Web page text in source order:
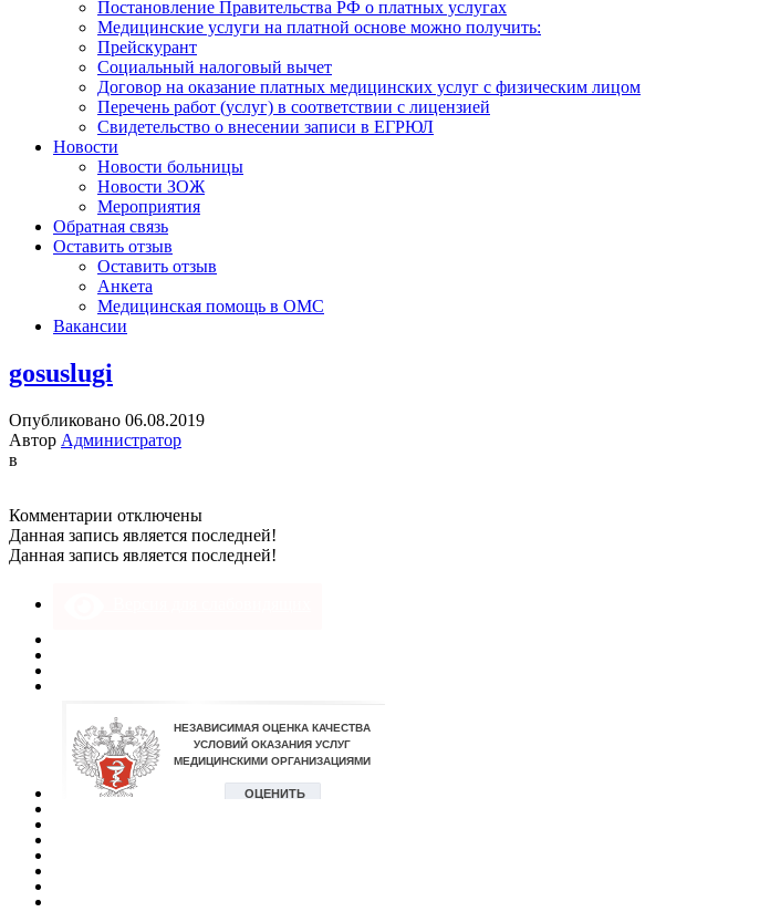
Постановление Правительства РФ о платных услугах
Медицинские услуги на платной основе можно получить:
Прейскурант
Социальный налоговый вычет
Договор на оказание платных медицинских услуг с физическим лицом
Перечень работ (услуг) в соответствии с лицензией
Свидетельство о внесении записи в ЕГРЮЛ
Новости
Новости больницы
Новости ЗОЖ
Мероприятия
Обратная связь
Оставить отзыв
Оставить отзыв
Анкета
Медицинская помощь в ОМС
Вакансии
gosuslugi
Опубликовано 06.08.2019
Автор Администратор
в
Комментарии к
записи
gosuslugi
отключены
Данная запись является последней!
Данная запись является последней!